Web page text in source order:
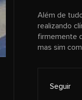
Além de
realizando
firmemente
mas sim
Seguir